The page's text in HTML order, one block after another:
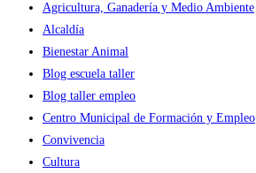
Agricultura, Ganadería y Medio Ambiente
Alcaldía
Bienestar Animal
Blog escuela taller
Blog taller empleo
Centro Municipal de Formación y Empleo
Convivencia
Cultura